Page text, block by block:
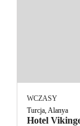
WCZASY
Turcja, Alanya
Hotel